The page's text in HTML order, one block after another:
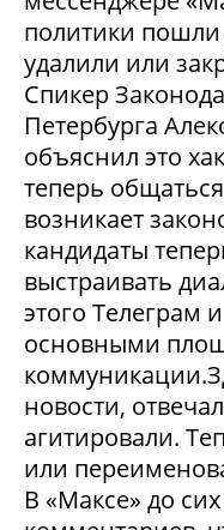
политики
удалили или
Спикер
Петербурга
объяснил это
теперь
возникает
кандидаты
выстраивать
этого Телеграм
основными
новости,
агитировали.
или
В «Максе» до